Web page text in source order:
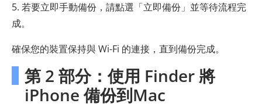
5. 若要立即手動備份，請點選「立即備份」並等待流程完
成。
確保您的裝置保持與 Wi-Fi 的連接，直到備份完成。
第 2 部分：使用 Finder 將
iPhone 備份到Mac